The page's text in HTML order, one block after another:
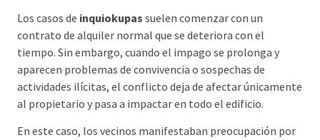
Los casos de inquiokupas suelen comenzar con un
contrato de alquiler normal que se deteriora con el
tiempo. Sin embargo, cuando el impago se prolonga y
aparecen problemas de convivencia o sospechas de
actividades ilícitas, el conflicto deja de afectar únicamente
al propietario y pasa a impactar en todo el edificio.
En este caso, los vecinos manifestaban preocupación por